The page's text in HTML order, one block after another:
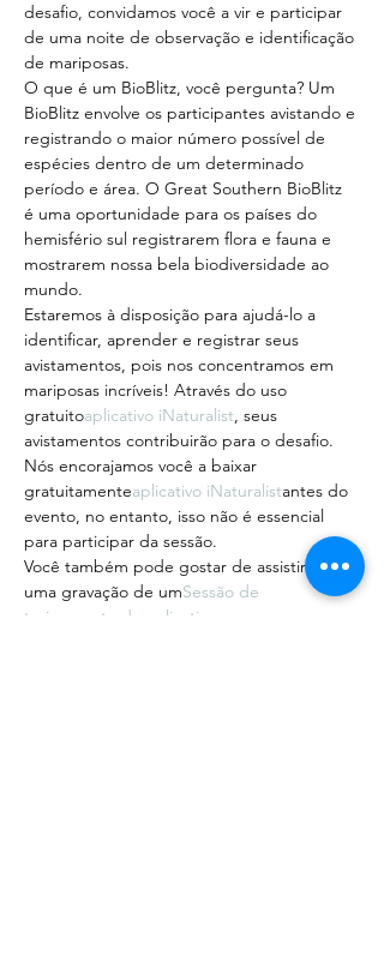
desafio, convidamos você a vir e participar
de uma noite de observação e identificação
de mariposas.
O que é um BioBlitz, você pergunta? Um
BioBlitz envolve os participantes avistando e
registrando o maior número possível de
espécies dentro de um determinado
período e área. O Great Southern BioBlitz
é uma oportunidade para os países do
hemisfério sul registrarem flora e fauna e
mostrarem nossa bela biodiversidade ao
mundo.
Estaremos à disposição para ajudá-lo a
identificar, aprender e registrar seus
avistamentos, pois nos concentramos em
mariposas incríveis! Através do uso
gratuitoaplicativo iNaturalist, seus
avistamentos contribuirão para o desafio.
Nós encorajamos você a baixar
gratuitamenteaplicativo iNaturalistantes do
evento, no entanto, isso não é essencial
para participar da sessão.
Você também pode gostar de assistir a
uma gravação de umSessão de
treinamento do aplicativo…